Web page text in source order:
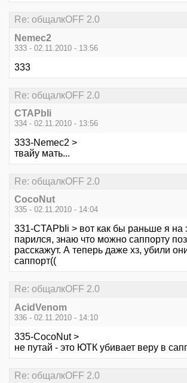
Re: общалкOFF 2.0
Nemec2
333 - 02.11.2010 - 13:56
333
Re: общалкOFF 2.0
CTAPbIi
334 - 02.11.2010 - 13:56
333-Nemec2 >
твайу мать...
Re: общалкOFF 2.0
CocoNut
335 - 02.11.2010 - 14:04
331-CTAPbIi > вот как бы раньше я на
парился, знаю что можно саппорту
расскажут. А теперь даже хз, убили
саппорт((
Re: общалкOFF 2.0
AcidVenom
336 - 02.11.2010 - 14:10
335-CocoNut >
не путай - это ЮТК убивает веру в
Re: общалкOFF 2.0